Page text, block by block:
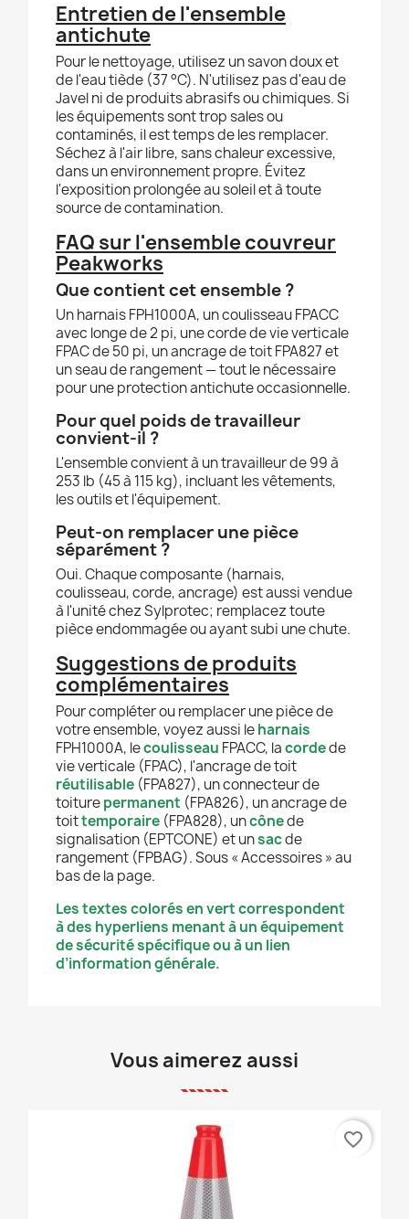
Entretien de l'ensemble
antichute
Pour le nettoyage, utilisez un savon doux et
de l'eau tiède (37 °C). N'utilisez pas d'eau de
Javel ni de produits abrasifs ou chimiques. Si
les équipements sont trop sales ou
contaminés, il est temps de les remplacer.
Séchez à l'air libre, sans chaleur excessive,
dans un environnement propre. Évitez
l'exposition prolongée au soleil et à toute
source de contamination.
FAQ sur l'ensemble couvreur
Peakworks
Que contient cet ensemble ?
Un harnais FPH1000A, un coulisseau FPACC
avec longe de 2 pi, une corde de vie verticale
FPAC de 50 pi, un ancrage de toit FPA827 et
un seau de rangement — tout le nécessaire
pour une protection antichute occasionnelle.
Pour quel poids de travailleur
convient-il ?
L'ensemble convient à un travailleur de 99 à
253 lb (45 à 115 kg), incluant les vêtements,
les outils et l'équipement.
Peut-on remplacer une pièce
séparément ?
Oui. Chaque composante (harnais,
coulisseau, corde, ancrage) est aussi vendue
à l'unité chez Sylprotec; remplacez toute
pièce endommagée ou ayant subi une chute.
Suggestions de produits
complémentaires
Pour compléter ou remplacer une pièce de
votre ensemble, voyez aussi leharnais
FPH1000A, lecoulisseau FPACC, lacordede
vie verticale (FPAC), l'ancrage de toit
réutilisable (FPA827), un connecteur de
toiturepermanent (FPA826), un ancrage de
toittemporaire (FPA828), uncônede
signalisation (EPTCONE) et unsacde
rangement (FPBAG). Sous « Accessoires » au
bas de la page.
Les textes colorés en vert correspondent
à des hyperliens menant à un équipement
de sécurité spécifique ou à un lien
d’information générale.
Vous aimerez aussi
favorite_border